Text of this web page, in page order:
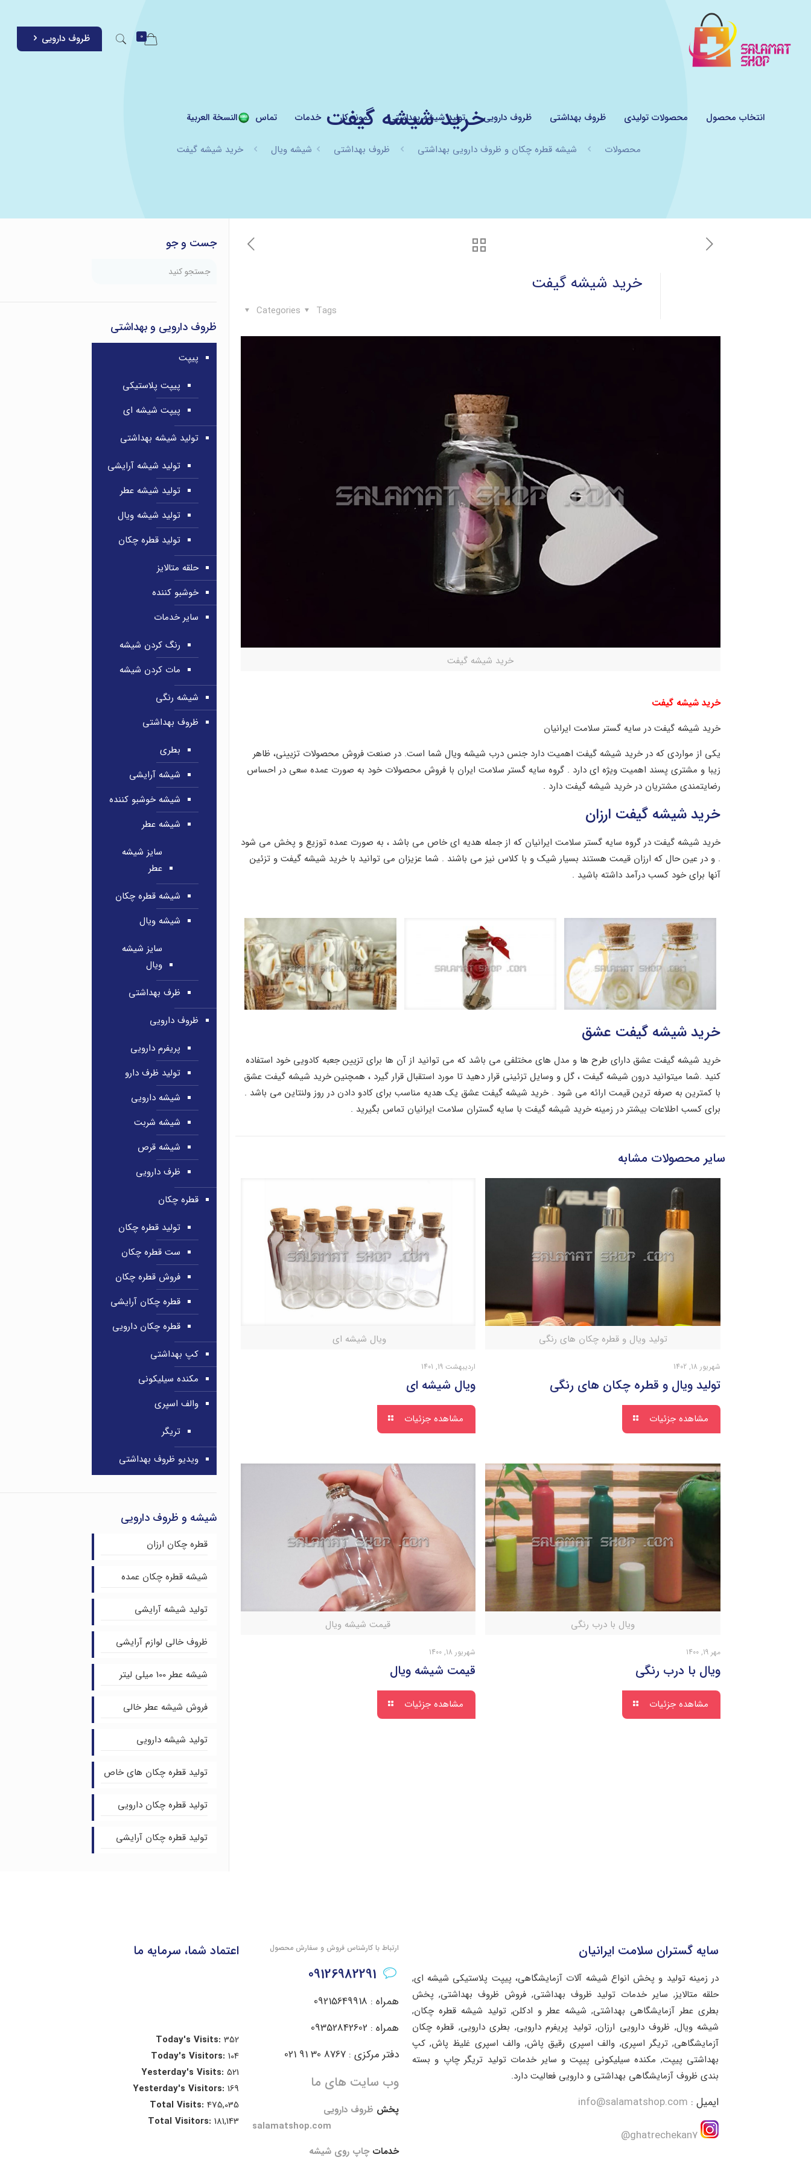
انتخاب محصول محصولات تولیدی ظروف بهداشتی ظروف دارویی تولید شیشه بهداشتی نمونه کار خدمات تماس النسخة العربية
0 ظروف دارویی
خرید شیشه گیفت
محصولات شیشه قطره چکان و ظروف دارویی بهداشتی ظروف بهداشتی شیشه ویال خرید شیشه گیفت
خرید شیشه گیفت
Categories Tags
خرید شیشه گیفت
خرید شیشه گیفت
خرید شیشه گیفت در سایه گستر سلامت ایرانیان
یکی از مواردی که در خرید شیشه گیفت اهمیت دارد جنس درب شیشه ویال شما است. در صنعت فروش محصولات تزیینی، ظاهر
زیبا و مشتری پسند اهمیت ویژه ای دارد . گروه سایه گستر سلامت ایران با فروش محصولات خود به صورت عمده سعی در احساس
رضایتمندی مشتریان در خرید شیشه گیفت دارد .
خرید شیشه گیفت ارزان
خرید شیشه گیفت در گروه سایه گستر سلامت ایرانیان که از جمله هدیه ای خاص می باشد ، به صورت عمده توزیع و پخش می شود
. و در عین حال که ارزان قیمت هستند بسیار شیک و با کلاس نیز می باشند . شما عزیزان می توانید با خرید شیشه گیفت و تزئین
آنها برای خود کسب درآمد داشته باشید .
خرید شیشه گیفت عشق
خرید شیشه گیفت عشق دارای طرح ها و مدل های مختلفی می باشد که می توانید از آن ها برای تزیین جعبه کادویی خود استفاده
کنید .شما میتوانید درون شیشه گیفت ، گل و وسایل تزئینی قرار دهید تا مورد استقبال قرار گیرد ، همچنین خرید شیشه گیفت عشق
با کمترین به صرفه ترین قیمت ارائه می شود . خرید شیشه گیفت عشق یک هدیه مناسب برای کادو دادن در روز ولنتاین می باشد .
برای کسب اطلاعات بیشتر در زمینه خرید شیشه گیفت با سایه گستران سلامت ایرانیان تماس بگیرید .
سایر محصولات مشابه
تولید ویال و قطره چکان های رنگی
شهریور 18, 1402
تولید ویال و قطره چکان های رنگی
مشاهده جزئیات
ویال شیشه ای
اردیبهشت 19, 1401
ویال شیشه ای
مشاهده جزئیات
ویال با درب رنگی
مهر 19, 1400
ویال با درب رنگی
مشاهده جزئیات
قیمت شیشه ویال
شهریور 18, 1400
قیمت شیشه ویال
مشاهده جزئیات
جست و جو
ظروف دارویی و بهداشتی
پیپت
پیپت پلاستیکی
پیپت شیشه ای
تولید شیشه بهداشتی
تولید شیشه آرایشی
تولید شیشه عطر
تولید شیشه ویال
تولید قطره چکان
حلقه متالایز
خوشبو کننده
سایر خدمات
رنگ کردن شیشه
مات کردن شیشه
شیشه رنگی
ظروف بهداشتی
بطری
شیشه آرایشی
شیشه خوشبو کننده
شیشه عطر
سایز شیشه
عطر
شیشه قطره چکان
شیشه ویال
سایز شیشه
ویال
ظرف بهداشتی
ظروف دارویی
پریفرم دارویی
تولید ظرف دارو
شیشه دارویی
شیشه شربت
شیشه قرص
ظرف دارویی
قطره چکان
تولید قطره چکان
ست قطره چکان
فروش قطره چکان
قطره چکان آرایشی
قطره چکان دارویی
کپ بهداشتی
مکنده سیلیکونی
والف اسپری
تریگر
ویدیو ظروف بهداشتی
شیشه و ظروف دارویی
قطره چکان ارزان
شیشه قطره چکان عمده
تولید شیشه آرایشی
ظروف خالی لوازم آرایشی
شیشه عطر 100 میلی لیتر
فروش شیشه عطر خالی
تولید شیشه دارویی
تولید قطره چکان های خاص
تولید قطره چکان دارویی
تولید قطره چکان آرایشی
سایه گستران سلامت ایرانیان
در زمینه تولید و پخش انواع شیشه آلات آزمایشگاهی، پیپت پلاستیکی شیشه ای,
حلقه متالایز, سایر خدمات تولید ظروف بهداشتی, فروش ظروف بهداشتی, پخش
بطری عطر آزمایشگاهی بهداشتی, شیشه عطر و ادکلن, تولید شیشه قطره چکان,
شیشه ویال, ظروف دارویی ارزان, تولید پریفرم دارویی, بطری دارویی, قطره چکان
آزمایشگاهی, تریگر اسپری, والف اسپری رقیق پاش, والف اسپری غلیظ پاش, کپ
بهداشتی پیپت, مکنده سیلیکونی پیپت و سایر خدمات تولید تریگر چاپ و بسته
بندی ظروف آزمایشگاهی بهداشتی و دارویی فعالیت دارد.
ایمیل : info@salamatshop.com
ghatrechekan7@
ارتباط با کارشناس فروش و سفارش محصول
همراه : 09215649918
همراه : 09352842602
دفتر مرکزی : 8767 30 91 021
وب سایت های ما
پخش ظروف دارویی
salamatshop.com
خدمات چاپ روی شیشه
اعتماد شما، سرمایه ما
Today's Visits:352
Today's Visitors:104
Yesterday's Visits:521
Yesterday's Visitors:169
Total Visits:475,035
Total Visitors:181,143